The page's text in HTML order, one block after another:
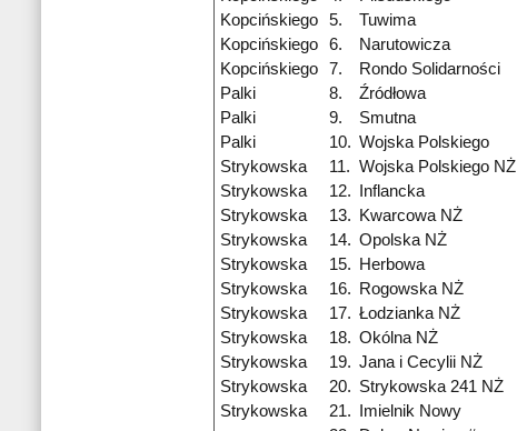
Kopcińskiego
5.
Tuwima
Kopcińskiego
6.
Narutowicza
Kopcińskiego
7.
Rondo Solidarności
Palki
8.
Źródłowa
Palki
9.
Smutna
Palki
10. Wojska Polskiego
Strykowska
11. Wojska Polskiego NŻ
Strykowska
12.
Inflancka
Strykowska
13.
Kwarcowa NŻ
Strykowska
14. Opolska NŻ
Strykowska
15.
Herbowa
Strykowska
16.
Rogowska NŻ
Strykowska
17. Łodzianka NŻ
Strykowska
18. Okólna NŻ
Strykowska
19. Jana i Cecylii NŻ
Strykowska
20. Strykowska 241 NŻ
Strykowska
21.
Imielnik Nowy